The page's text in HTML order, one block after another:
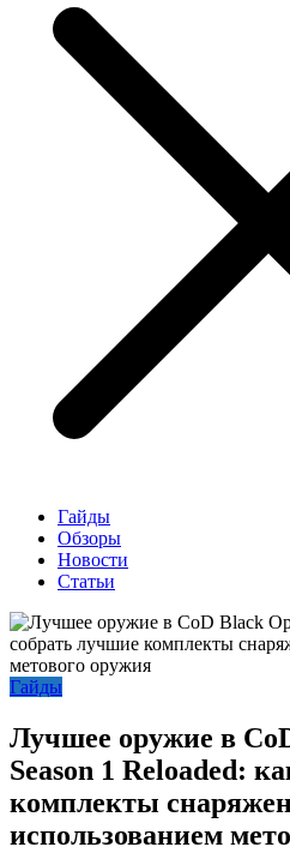
Гайды
Обзоры
Новости
Статьи
Гайды
Лучшее оружие в
Season 1 Reloaded:
комплекты
использованием